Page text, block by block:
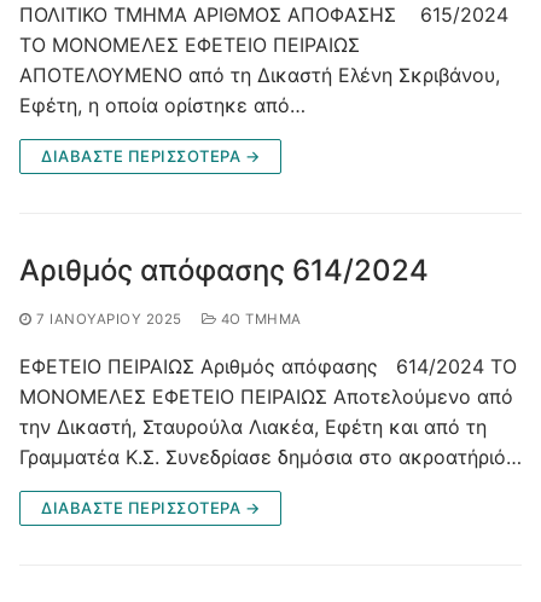
ΠΟΛΙΤΙΚΟ ΤΜΗΜΑ ΑΡΙΘΜΟΣ ΑΠΟΦΑΣΗΣ 615/2024
ΤΟ ΜΟΝΟΜΕΛΕΣ ΕΦΕΤΕΙΟ ΠΕΙΡΑΙΩΣ
ΑΠΟΤΕΛΟΥΜΕΝΟ από τη Δικαστή Ελένη Σκριβάνου,
Εφέτη, η οποία ορίστηκε από…
ΔΙΑΒΑΣΤΕ ΠΕΡΙΣΣΟΤΕΡΑ →
Αριθμός απόφασης 614/2024
7 ΙΑΝΟΥΑΡΊΟΥ 2025 4O ΤΜΉΜΑ
ΕΦΕΤΕΙΟ ΠΕΙΡΑΙΩΣ Αριθμός απόφασης 614/2024 ΤΟ
ΜΟΝΟΜΕΛΕΣ ΕΦΕΤΕΙΟ ΠΕΙΡΑΙΩΣ Αποτελούμενο από
την Δικαστή, Σταυρούλα Λιακέα, Εφέτη και από τη
Γραμματέα Κ.Σ. Συνεδρίασε δημόσια στο ακροατήριό…
ΔΙΑΒΑΣΤΕ ΠΕΡΙΣΣΟΤΕΡΑ →